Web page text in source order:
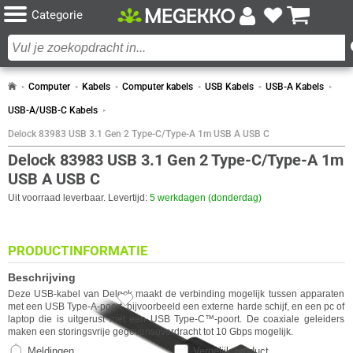
Categorie
Computer Kabels Computer kabels USB Kabels USB-A Kabels
USB-A/USB-C Kabels
Delock 83983 USB 3.1 Gen 2 Type-C/Type-A 1m USB A USB C
Delock 83983 USB 3.1 Gen 2 Type-C/Type-A 1m
USB A USB C
Uit voorraad leverbaar. Levertijd: 5 werkdagen (donderdag)
PRODUCTINFORMATIE
Beschrijving
Deze USB-kabel van Delockmaakt de verbinding mogelijk tussen apparaten
met een USB Type-A-poort, bijvoorbeeld een externe harde schijf, en een pc of
laptop die is uitgerust met een USB Type-C™-poort. De coaxiale geleiders
maken een storingsvrije gegevensoverdracht tot 10 Gbps mogelijk.